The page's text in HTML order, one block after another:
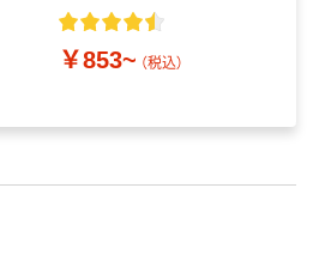
￥853~ （税込）